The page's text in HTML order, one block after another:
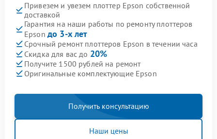
Привезем и увезем плоттер Epson собственной
доставкой
Гарантия на наши работы по ремонту плоттеров
Epson до 3-х лет
Срочный ремонт плоттеров Epson в течении часа
Скидка для вас до 20%
Получите 1500 рублей на ремонт
Оригинальные комплектующие Epson
Получить консультацию
Наши цены